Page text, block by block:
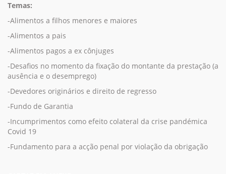
Temas:
-Alimentos a filhos menores e maiores
-Alimentos a pais
-Alimentos pagos a ex cônjuges
-Desafios no momento da fixação do montante da prestação (a
ausência e o desemprego)
-Devedores originários e direito de regresso
-Fundo de Garantia
-Incumprimentos como efeito colateral da crise pandémica
Covid 19
-Fundamento para a acção penal por violação da obrigação